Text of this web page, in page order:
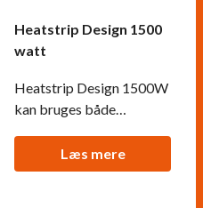
Heatstrip Design 1500
watt
Heatstrip Design 1500W
kan bruges både
hvor den kan opvarme 3-
4,5 kvm. Design 1500W
Læs mere